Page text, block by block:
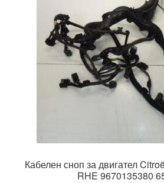
Кабелен сноп за двигател
RHE 9670135380